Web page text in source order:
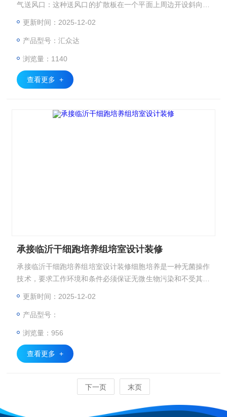
气送风口：这种送风口的扩散板在一个平面上周边开设斜向条
更新时间：2025-12-02
产品型号：汇众达
浏览量：1140
查看更多 +
承接临沂干细跑培养组培室设计装修
承接临沂干细跑培养组培室设计装修细胞培养是一种无菌操作
技术，要求工作环境和条件必须保证无微生物污染和不受其它
更新时间：2025-12-02
产品型号：
浏览量：956
查看更多 +
下一页 末页